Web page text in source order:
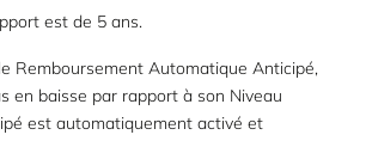
est de 5 ans.
Remboursement Automatique Anticipé,
en baisse par rapport à son Niveau
est automatiquement activé et